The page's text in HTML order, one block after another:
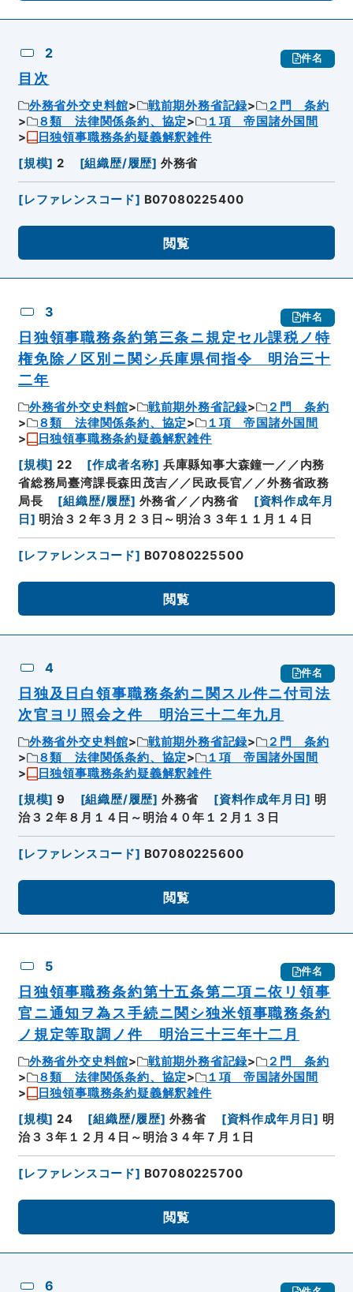
2 件名
目次
外務省外交史料館 戦前期外務省記録
２門 条約
８類 法律関係条約、協定
１項 帝国諸外国間
日独領事職務条約疑義解釈雑件
[規模] 2 [組織歴/履歴] 外務省
[レファレンスコード] B07080225400
閲覧
3 件名
日独領事職務条約第三条ニ規定セル課税ノ特
権免除ノ区別ニ関シ兵庫県伺指令 明治三十
二年
外務省外交史料館 戦前期外務省記録
２門 条約
８類 法律関係条約、協定
１項 帝国諸外国間
日独領事職務条約疑義解釈雑件
[規模] 22 [作成者名称] 兵庫縣知事大森鐘一／／内務
省総務局臺湾課長森田茂吉／／民政長官／／外務省政務
局長
[組織歴/履歴] 外務省／／内務省 [資料作成年月
日 ] 明治３２年３月２３日～明治３３年１１月１４日
[レファレンスコード] B07080225500
閲覧
4 件名
日独及日白領事職務条約ニ関スル件ニ付司法
次官ヨリ照会之件 明治三十二年九月
外務省外交史料館 戦前期外務省記録
２門 条約
８類 法律関係条約、協定
１項 帝国諸外国間
日独領事職務条約疑義解釈雑件
[規模] 9 [組織歴/履歴] 外務省 [資料作成年月日] 明
治３２年８月１４日～明治４０年１２月１３日
[レファレンスコード] B07080225600
閲覧
5 件名
日独領事職務条約第十五条第二項ニ依リ領事
官ニ通知ヲ為ス手続ニ関シ独米領事職務条約
ノ規定等取調ノ件 明治三十三年十二月
外務省外交史料館 戦前期外務省記録
２門 条約
８類 法律関係条約、協定
１項 帝国諸外国間
日独領事職務条約疑義解釈雑件
[規模] 24 [組織歴/履歴] 外務省 [資料作成年月日] 明
治３３年１２月４日～明治３４年７月１日
[レファレンスコード] B07080225700
閲覧
6